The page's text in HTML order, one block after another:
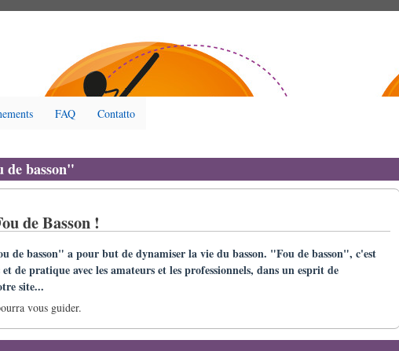
FAQ Contatto
de basson"
de Basson !
de basson" a pour but de dynamiser la vie du basson. "Fou de basson", c'est
de pratique avec les amateurs et les professionnels, dans un esprit de
site...
vous guider.